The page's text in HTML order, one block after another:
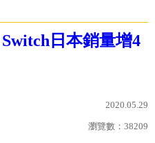
日本銷量增4
2020.05.29
瀏覽數： 38209